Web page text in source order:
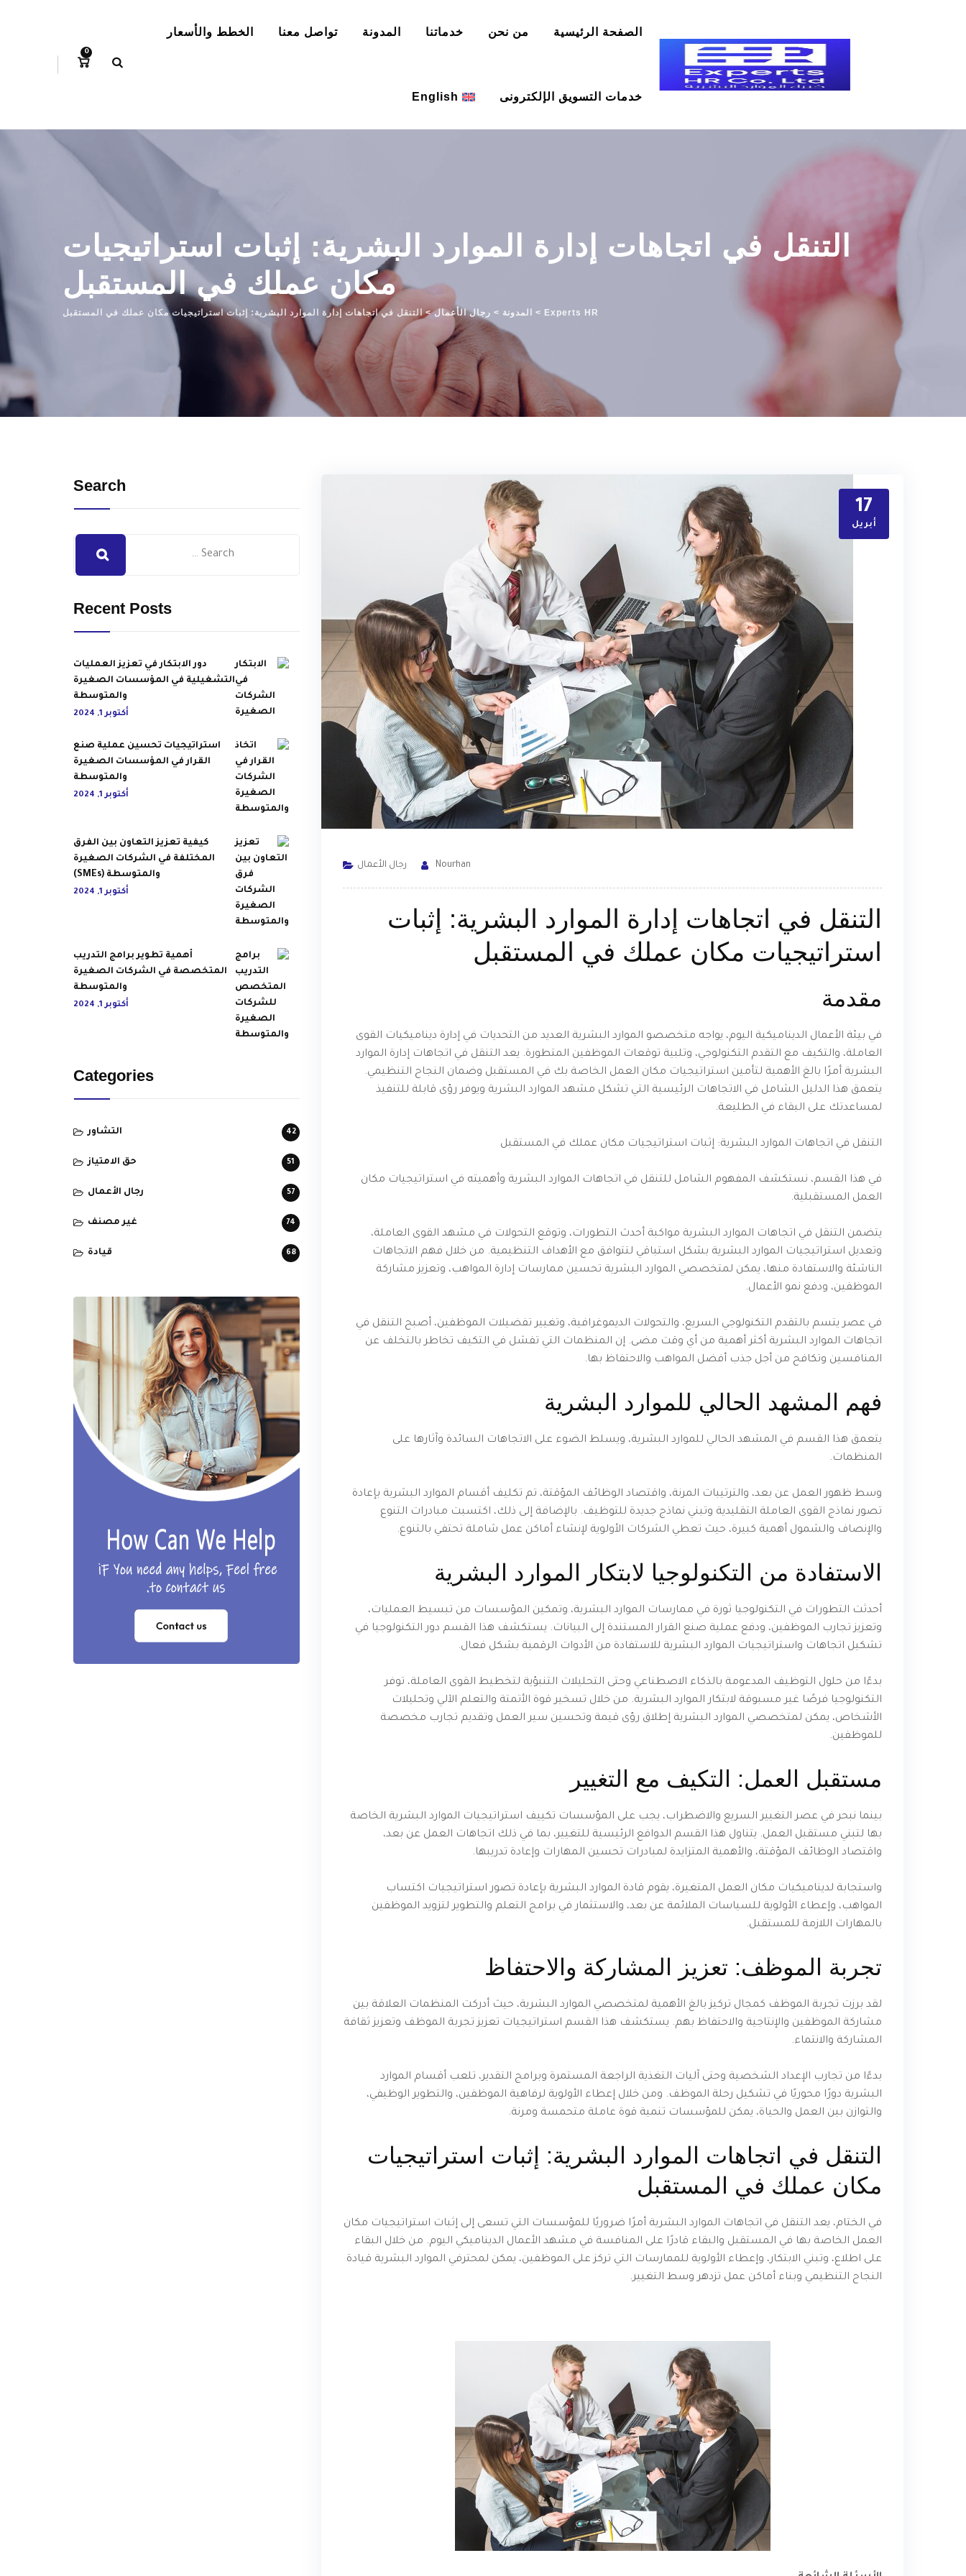
الصفحة الرئيسية من نحن خدماتنا المدونة تواصل معنا الخطط والأسعار
خدمات التسويق الإلكترونى English
0
التنقل في اتجاهات إدارة الموارد البشرية: إثبات استراتيجيات
مكان عملك في المستقبل
Experts HR
> المدونة > رجال الأعمال>التنقل في اتجاهات إدارة الموارد البشرية: إثبات استراتيجيات مكان عملك في المستقبل
17
أبريل
Nourhan رجال الأعمال
التنقل في اتجاهات إدارة الموارد البشرية: إثبات
استراتيجيات مكان عملك في المستقبل
مقدمة
في بيئة الأعمال الديناميكية اليوم، يواجه متخصصو الموارد البشرية العديد من التحديات في إدارة ديناميكيات القوى
العاملة، والتكيف مع التقدم التكنولوجي، وتلبية توقعات الموظفين المتطورة. يعد التنقل في اتجاهات إدارة الموارد
البشرية أمرًا بالغ الأهمية لتأمين استراتيجيات مكان العمل الخاصة بك في المستقبل وضمان النجاح التنظيمي.
يتعمق هذا الدليل الشامل في الاتجاهات الرئيسية التي تشكل مشهد الموارد البشرية ويوفر رؤى قابلة للتنفيذ
لمساعدتك على البقاء في الطليعة.
التنقل في اتجاهات الموارد البشرية: إثبات استراتيجيات مكان عملك في المستقبل
في هذا القسم، نستكشف المفهوم الشامل للتنقل في اتجاهات الموارد البشرية وأهميته في استراتيجيات مكان
العمل المستقبلية.
يتضمن التنقل في اتجاهات الموارد البشرية مواكبة أحدث التطورات، وتوقع التحولات في مشهد القوى العاملة،
وتعديل استراتيجيات الموارد البشرية بشكل استباقي لتتوافق مع الأهداف التنظيمية. من خلال فهم الاتجاهات
الناشئة والاستفادة منها، يمكن لمتخصصي الموارد البشرية تحسين ممارسات إدارة المواهب، وتعزيز مشاركة
الموظفين، ودفع نمو الأعمال.
في عصر يتسم بالتقدم التكنولوجي السريع، والتحولات الديموغرافية، وتغيير تفضيلات الموظفين، أصبح التنقل في
اتجاهات الموارد البشرية أكثر أهمية من أي وقت مضى. إن المنظمات التي تفشل في التكيف تخاطر بالتخلف عن
المنافسين وتكافح من أجل جذب أفضل المواهب والاحتفاظ بها.
فهم المشهد الحالي للموارد البشرية
يتعمق هذا القسم في المشهد الحالي للموارد البشرية، ويسلط الضوء على الاتجاهات السائدة وآثارها على
المنظمات.
وسط ظهور العمل عن بعد، والترتيبات المرنة، واقتصاد الوظائف المؤقتة، تم تكليف أقسام الموارد البشرية بإعادة
تصور نماذج القوى العاملة التقليدية وتبني نماذج جديدة للتوظيف. بالإضافة إلى ذلك، اكتسبت مبادرات التنوع
والإنصاف والشمول أهمية كبيرة، حيث تعطي الشركات الأولوية لإنشاء أماكن عمل شاملة تحتفي بالتنوع.
الاستفادة من التكنولوجيا لابتكار الموارد البشرية
أحدثت التطورات في التكنولوجيا ثورة في ممارسات الموارد البشرية، وتمكين المؤسسات من تبسيط العمليات،
وتعزيز تجارب الموظفين، ودفع عملية صنع القرار المستندة إلى البيانات. يستكشف هذا القسم دور التكنولوجيا في
تشكيل اتجاهات واستراتيجيات الموارد البشرية للاستفادة من الأدوات الرقمية بشكل فعال.
بدءًا من حلول التوظيف المدعومة بالذكاء الاصطناعي وحتى التحليلات التنبؤية لتخطيط القوى العاملة، توفر
التكنولوجيا فرصًا غير مسبوقة لابتكار الموارد البشرية. من خلال تسخير قوة الأتمتة والتعلم الآلي وتحليلات
الأشخاص، يمكن لمتخصصي الموارد البشرية إطلاق رؤى قيمة وتحسين سير العمل وتقديم تجارب مخصصة
للموظفين.
مستقبل العمل: التكيف مع التغيير
بينما نبحر في عصر التغيير السريع والاضطراب، يجب على المؤسسات تكييف استراتيجيات الموارد البشرية الخاصة
بها لتبني مستقبل العمل. يتناول هذا القسم الدوافع الرئيسية للتغيير، بما في ذلك اتجاهات العمل عن بعد،
واقتصاد الوظائف المؤقتة، والأهمية المتزايدة لمبادرات تحسين المهارات وإعادة تدريبها.
واستجابة لديناميكيات مكان العمل المتغيرة، يقوم قادة الموارد البشرية بإعادة تصور استراتيجيات اكتساب
المواهب، وإعطاء الأولوية للسياسات الملائمة عن بعد، والاستثمار في برامج التعلم والتطوير لتزويد الموظفين
بالمهارات اللازمة للمستقبل.
تجربة الموظف: تعزيز المشاركة والاحتفاظ
لقد برزت تجربة الموظف كمجال تركيز بالغ الأهمية لمتخصصي الموارد البشرية، حيث أدركت المنظمات العلاقة بين
مشاركة الموظفين والإنتاجية والاحتفاظ بهم. يستكشف هذا القسم استراتيجيات تعزيز تجربة الموظف وتعزيز ثقافة
المشاركة والانتماء.
بدءًا من تجارب الإعداد الشخصية وحتى آليات التغذية الراجعة المستمرة وبرامج التقدير، تلعب أقسام الموارد
البشرية دورًا محوريًا في تشكيل رحلة الموظف. ومن خلال إعطاء الأولوية لرفاهية الموظفين، والتطوير الوظيفي،
والتوازن بين العمل والحياة، يمكن للمؤسسات تنمية قوة عاملة متحمسة ومرنة.
التنقل في اتجاهات الموارد البشرية: إثبات استراتيجيات
مكان عملك في المستقبل
في الختام، يعد التنقل في اتجاهات الموارد البشرية أمرًا ضروريًا للمؤسسات التي تسعى إلى إثبات استراتيجيات مكان
العمل الخاصة بها في المستقبل والبقاء قادرًا على المنافسة في مشهد الأعمال الديناميكي اليوم. من خلال البقاء
على اطلاع، وتبني الابتكار، وإعطاء الأولوية للممارسات التي تركز على الموظفين، يمكن لمحترفي الموارد البشرية قيادة
النجاح التنظيمي وبناء أماكن عمل تزدهر وسط التغيير.
Search
Recent Posts
دور الابتكار في تعزيز العمليات
التشغيلية في المؤسسات الصغيرة
والمتوسطة
أكتوبر 1, 2024
استراتيجيات تحسين عملية صنع
القرار في المؤسسات الصغيرة
والمتوسطة
أكتوبر 1, 2024
كيفية تعزيز التعاون بين الفرق
المختلفة في الشركات الصغيرة
والمتوسطة (SMEs)
أكتوبر 1, 2024
أهمية تطوير برامج التدريب
المتخصصة في الشركات الصغيرة
والمتوسطة
أكتوبر 1, 2024
Categories
التشاور 42
حق الامتياز 51
رجال الأعمال 57
غير مصنف 74
قيادة 68